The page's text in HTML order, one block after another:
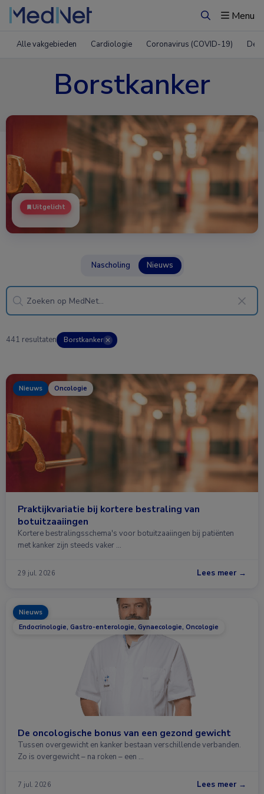
ZoekenMenu
Alle vakgebieden Cardiologie Coronavirus (COVID-19)
Borstkanker
Uitgelicht
Nascholing Nieuws
441 resultaten Borstkanker ✕
Nieuws Oncologie
Praktijkvariatie bij kortere bestraling van
botuitzaaiingen
Kortere bestralingsschema's voor botuitzaaiingen bij patiënten
met kanker zijn steeds vaker …
29 jul. 2026 Lees meer →
Nieuws
Endocrinologie, Gastro-enterologie, Gynaecologie, Oncologie
De oncologische bonus van een gezond gewicht
Tussen overgewicht en kanker bestaan verschillende verbanden.
Zo is overgewicht – na roken – een …
7 jul. 2026 Lees meer →